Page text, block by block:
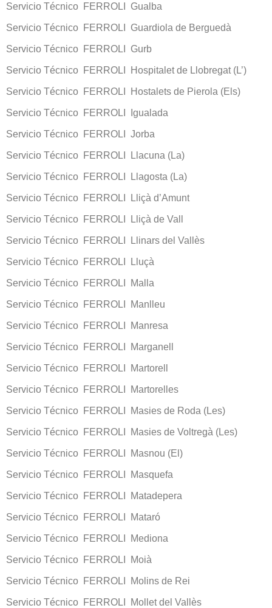
Servicio Técnico FERROLI Gualba
Servicio Técnico FERROLI Guardiola de Berguedà
Servicio Técnico FERROLI Gurb
Servicio Técnico FERROLI Hospitalet de Llobregat (L’)
Servicio Técnico FERROLI Hostalets de Pierola (Els)
Servicio Técnico FERROLI Igualada
Servicio Técnico FERROLI Jorba
Servicio Técnico FERROLI Llacuna (La)
Servicio Técnico FERROLI Llagosta (La)
Servicio Técnico FERROLI Lliçà d’Amunt
Servicio Técnico FERROLI Lliçà de Vall
Servicio Técnico FERROLI Llinars del Vallès
Servicio Técnico FERROLI Lluçà
Servicio Técnico FERROLI Malla
Servicio Técnico FERROLI Manlleu
Servicio Técnico FERROLI Manresa
Servicio Técnico FERROLI Marganell
Servicio Técnico FERROLI Martorell
Servicio Técnico FERROLI Martorelles
Servicio Técnico FERROLI Masies de Roda (Les)
Servicio Técnico FERROLI Masies de Voltregà (Les)
Servicio Técnico FERROLI Masnou (El)
Servicio Técnico FERROLI Masquefa
Servicio Técnico FERROLI Matadepera
Servicio Técnico FERROLI Mataró
Servicio Técnico FERROLI Mediona
Servicio Técnico FERROLI Moià
Servicio Técnico FERROLI Molins de Rei
Servicio Técnico FERROLI Mollet del Vallès